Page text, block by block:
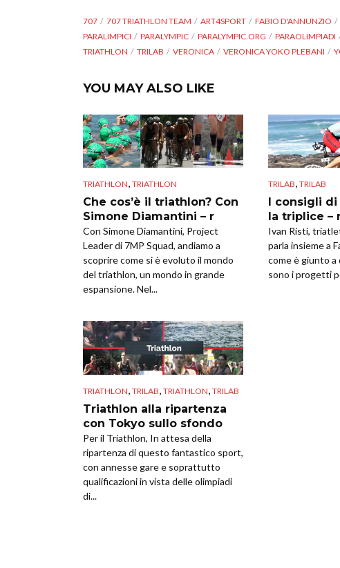
707 707 TRIATHLON TEAM ART4SPORT FABIO D'ANNUNZIO
PARALIMPICI
PARALYMPIC PARALYMPIC.ORG PARAOLIMPIADI
TRIATHLON
TRILAB VERONICA VERONICA YOKO PLEBANI
YOU MAY ALSO LIKE
TRIATHLON, TRIATHLON
Che cos’è il triathlon? Con
Simone Diamantini – r
Con Simone Diamantini, Project
Leader di 7MP Squad, andiamo a
scoprire come si è evoluto il mondo
del triathlon, un mondo in grande
espansione. Nel...
TRILAB, TRILAB
I consigli
la triplice –
Ivan Risti,
parla insieme a
come è giunto
sono i progetti
TRIATHLON TRILAB TRIATHLON TRILAB
Triathlon alla ripartenza
con Tokyo sullo sfondo
Per il Triathlon, In attesa della
ripartenza di questo fantastico sport,
con annesse gare e soprattutto
qualificazioni in vista delle olimpiadi
di...